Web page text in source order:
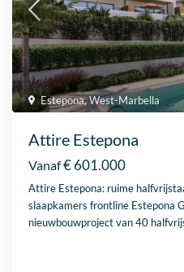
Estepona,West-Marbella
Attire Estepona
Vanaf€ 601.000
Attire Estepona: ruime
slaapkamers frontline Estepona
nieuwbouwproject van 40